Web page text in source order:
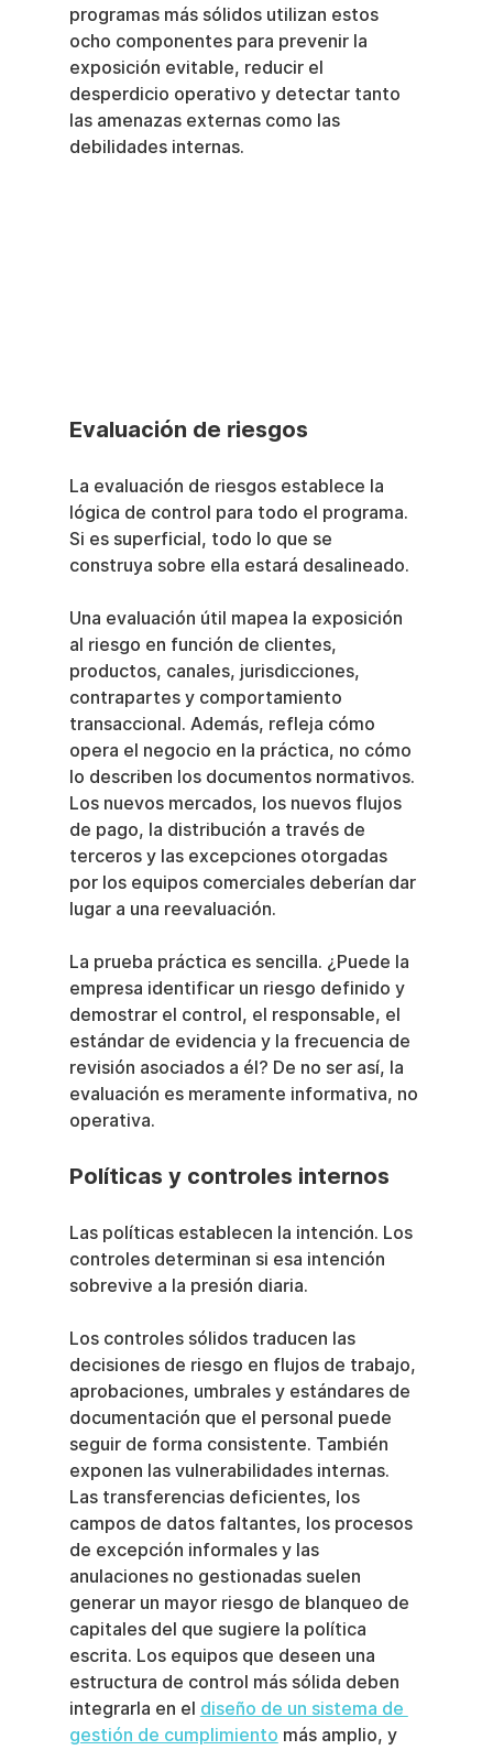
programas más sólidos utilizan estos
ocho componentes para prevenir la
exposición evitable, reducir el
desperdicio operativo y detectar tanto
las amenazas externas como las
debilidades internas.
Evaluación de riesgos
La evaluación de riesgos establece la
lógica de control para todo el programa.
Si es superficial, todo lo que se
construya sobre ella estará desalineado.
Una evaluación útil mapea la exposición
al riesgo en función de clientes,
productos, canales, jurisdicciones,
contrapartes y comportamiento
transaccional. Además, refleja cómo
opera el negocio en la práctica, no cómo
lo describen los documentos normativos.
Los nuevos mercados, los nuevos flujos
de pago, la distribución a través de
terceros y las excepciones otorgadas
por los equipos comerciales deberían dar
lugar a una reevaluación.
La prueba práctica es sencilla. ¿Puede la
empresa identificar un riesgo definido y
demostrar el control, el responsable, el
estándar de evidencia y la frecuencia de
revisión asociados a él? De no ser así, la
evaluación es meramente informativa, no
operativa.
Políticas y controles internos
Las políticas establecen la intención. Los
controles determinan si esa intención
sobrevive a la presión diaria.
Los controles sólidos traducen las
decisiones de riesgo en flujos de trabajo,
aprobaciones, umbrales y estándares de
documentación que el personal puede
seguir de forma consistente. También
exponen las vulnerabilidades internas.
Las transferencias deficientes, los
campos de datos faltantes, los procesos
de excepción informales y las
anulaciones no gestionadas suelen
generar un mayor riesgo de blanqueo de
capitales del que sugiere la política
escrita. Los equipos que deseen una
estructura de control más sólida deben
integrarla en el diseño de un sistema de
gestión de cumplimiento más amplio, y